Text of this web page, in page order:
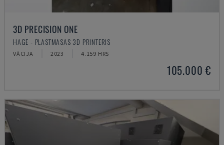
3D PRECISION ONE
HAGE - PLASTMASAS 3D PRINTERIS
VĀCIJA 2023 4.159 HRS
105.000 €